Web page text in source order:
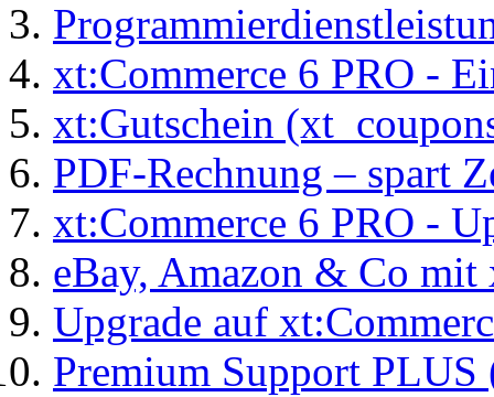
xt:Commerce 6 PRO -
xt:Gutschein
PDF-Rechnung – spart
xt:Commerce 6 PRO -
eBay, Amazon & Co
Upgrade auf
Premium Support